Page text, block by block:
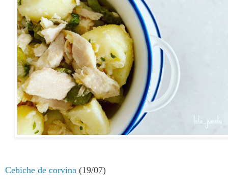
Cebiche de corvina (19/07)